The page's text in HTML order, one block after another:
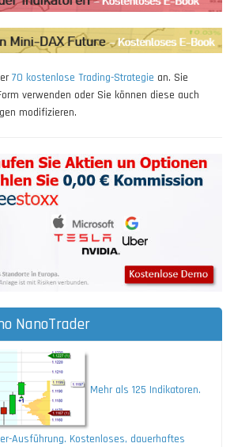
70 kostenlose Trading-Strategie an. Sie
verwenden oder Sie können diese auch
modifizieren.
NanoTrader
Mehr als 125 Indikatoren.
Ausführung. Kostenloses, dauerhaftes